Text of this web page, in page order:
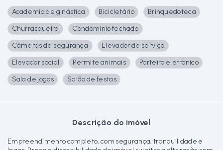
Academia de ginástica Bicicletário
Brinquedoteca
Churrasqueira
Condomínio fechado
Câmeras de segurança
Elevador de serviço
Elevador social
Permite animais
Porteiro eletrônico
Sala de jogos
Salão de festas
Descrição do imóvel
Empreendimento completo, com segurança, tranquilidade e